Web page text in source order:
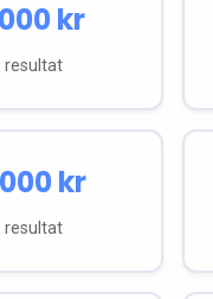
kr
resultat
kr
resultat